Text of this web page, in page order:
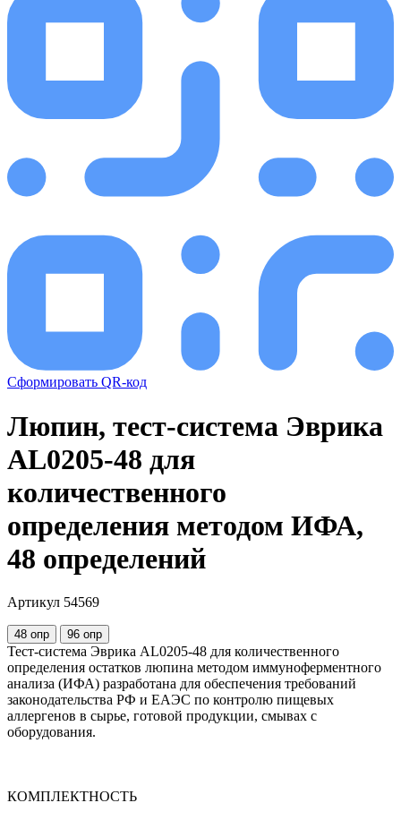
Сформировать QR-код
Люпин, тест-система Эврика
AL0205-48 для
количественного
определения методом ИФА,
48 определений
Артикул 54569
48 опр 96 опр
Тест-система Эврика AL0205-48 для количественного
определения остатков люпина методом иммуноферментного
анализа (ИФА) разработана для обеспечения требований
законодательства РФ и ЕАЭС по контролю пищевых
аллергенов в сырье, готовой продукции, смывах с
оборудования.
КОМПЛЕКТНОСТЬ